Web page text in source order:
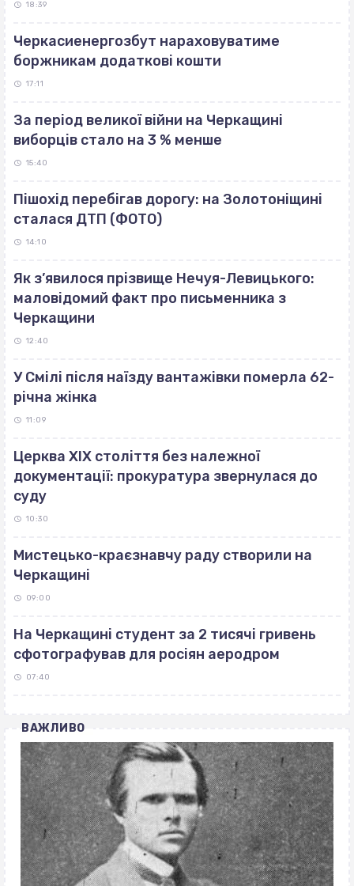
18:39
Черкасиенергозбут нараховуватиме
боржникам додаткові кошти
17:11
За період великої війни на Черкащині
виборців стало на 3 % менше
15:40
Пішохід перебігав дорогу: на Золотоніщині
сталася ДТП (ФОТО)
14:10
Як з’явилося прізвище Нечуя-Левицького:
маловідомий факт про письменника з
Черкащини
12:40
У Смілі після наїзду вантажівки померла 62-
річна жінка
11:09
Церква ХІХ століття без належної
документації: прокуратура звернулася до
суду
10:30
Мистецько-краєзнавчу раду створили на
Черкащині
09:00
На Черкащині студент за 2 тисячі гривень
сфотографував для росіян аеродром
07:40
ВАЖЛИВО